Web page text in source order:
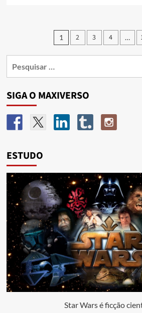
1 2 3 4 …
SIGA O MAXIVERSO
ESTUDO
Star Wars é ficção